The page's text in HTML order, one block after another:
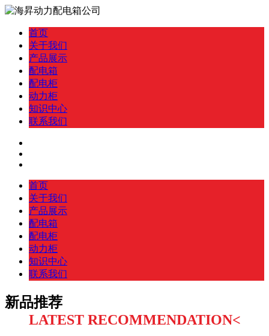
首页
关于我们
产品展示
配电箱
配电柜
动力柜
知识中心
联系我们
首页
关于我们
产品展示
配电箱
配电柜
动力柜
知识中心
联系我们
新品推荐
LATEST RECOMMENDATION<